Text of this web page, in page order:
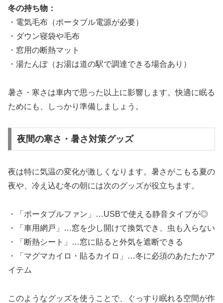
冬の持ち物：
・電気毛布（ポータブル電源が必要）
・ダウン寝袋や毛布
・窓用の断熱マット
・湯たんぽ（お湯は道の駅で調達できる場合あり）
暑さ・寒さは車内で思った以上に影響します。快適に眠る
ためにも、しっかり準備しましょう。
夜間の寒さ・暑さ対策グッズ
夜は特に気温の変化が激しくなります。暑さがこもる夏の
夜や、冷え込む冬の朝には次のグッズが役立ちます。
・「ポータブルファン」…USBで使える静音タイプが◎
・「車用網戸」…窓を少し開けて換気でき、虫も入らない
・「断熱シート」…窓に貼ると外気を遮断できる
・「マグマカイロ・貼るカイロ」…冬に必須のあたたかア
イテム
このようなグッズを使うことで、ぐっすり眠れる空間が作